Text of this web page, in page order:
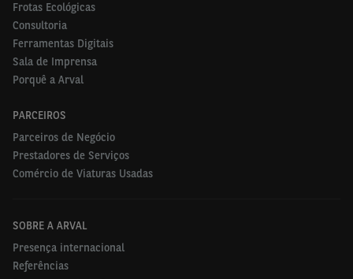
Frotas Ecológicas
Consultoria
Ferramentas Digitais
Sala de Imprensa
Porquê a Arval
PARCEIROS
Parceiros de Negócio
Prestadores de Serviços
Comércio de Viaturas Usadas
SOBRE A ARVAL
Presença internacional
Referências